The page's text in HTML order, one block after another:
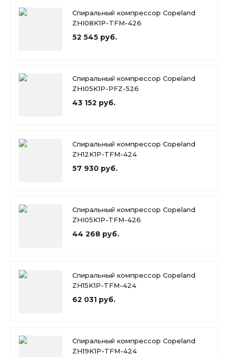
Спиральный компрессор Copeland
ZHI08K1P-TFM-426
52 545 руб.
Спиральный компрессор Copeland
ZHI05K1P-PFZ-526
43 152 руб.
Спиральный компрессор Copeland
ZH12K1P-TFM-424
57 930 руб.
Спиральный компрессор Copeland
ZHI05K1P-TFM-426
44 268 руб.
Спиральный компрессор Copeland
ZH15K1P-TFM-424
62 031 руб.
Спиральный компрессор Copeland
ZH19K1P-TFM-424